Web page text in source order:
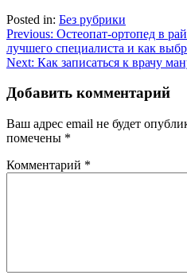
Posted in: Без рубрики
Навигация
по
Previous: Остеопат-ортопед в
лучшего специалиста и как
Next: Как записаться к врачу
Добавить комментарий
Ваш адрес email не будет
помечены *
Комментарий *